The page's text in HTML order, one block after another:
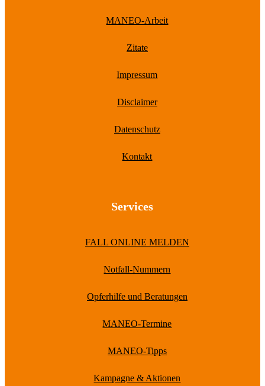
MANEO-Arbeit
Zitate
Impressum
Disclaimer
Datenschutz
Kontakt
Services
FALL ONLINE MELDEN
Notfall-Nummern
Opferhilfe und Beratungen
MANEO-Termine
MANEO-Tipps
Kampagne & Aktionen